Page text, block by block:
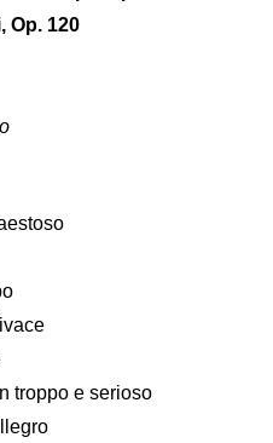
Op. 120
troppo e serioso